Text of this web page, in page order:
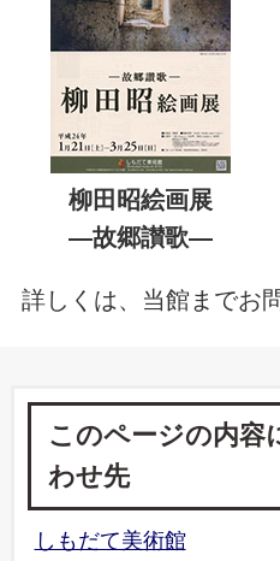
柳田昭絵画展
―故郷讃歌―
詳しくは、当館までお
このページの内容
わせ先
しもだて美術館